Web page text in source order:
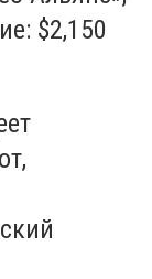
$2,150